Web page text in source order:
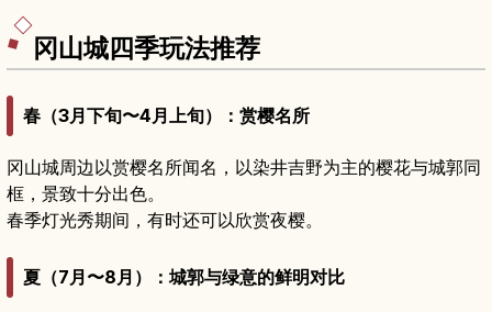
冈山城四季玩法推荐
春（3月下旬〜4月上旬）：赏樱名所
冈山城周边以赏樱名所闻名，以染井吉野为主的樱花与城郭同
框，景致十分出色。
春季灯光秀期间，有时还可以欣赏夜樱。
夏（7月〜8月）：城郭与绿意的鲜明对比